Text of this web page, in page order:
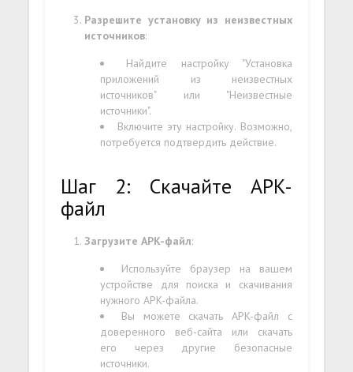
Разрешите установку из неизвестных
источников:
Найдите настройку "Установка
приложений из неизвестных
источников" или "Неизвестные
источники".
Включите эту настройку. Возможно,
потребуется подтвердить действие.
Шаг 2: Скачайте APK-
файл
Загрузите APK-файл:
Используйте браузер на вашем
устройстве для поиска и скачивания
нужного APK-файла.
Вы можете скачать APK-файл с
доверенного веб-сайта или скачать
его через другие безопасные
источники.